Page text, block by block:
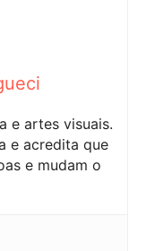
e artes visuais.
e acredita que
e mudam o